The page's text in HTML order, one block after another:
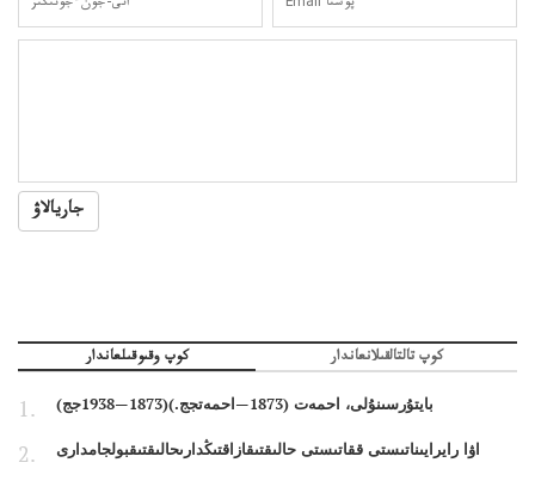
جاريالاۋ
كوپ وقىوقىلعاندار كوپ تالتالقىلانعاندار
بايتۇرسىنۇلى، احمەت (1873—احمەتجج.)(1873—1938جج)
اۋا رايرايىناتىستى ققاتىستى حالىقتىقازاقتىڭدارىحالىقتىقبولجامدارى